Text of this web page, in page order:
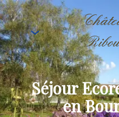
FR
Séjour
en